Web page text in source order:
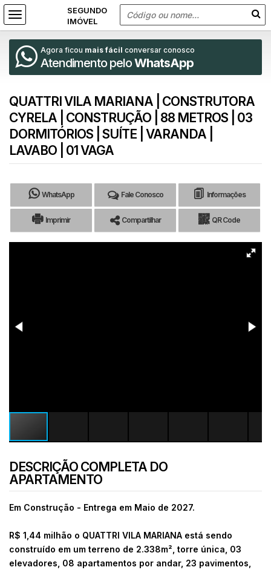
Agora ficou mais fácil conversar conosco
Atendimento peloWhatsApp
QUATTRI VILA MARIANA | CONSTRUTORA
CYRELA | CONSTRUÇÃO | 88 METROS | 03
DORMITÓRIOS | SUÍTE | VARANDA |
LAVABO | 01 VAGA
WhatsApp Fale Conosco Informações
Imprimir Compartilhar QR Code
DESCRIÇÃO COMPLETA DO
APARTAMENTO
Em Construção - Entrega em Maio de 2027.
R$ 1,44 milhão o QUATTRI VILA MARIANA está sendo
construído em um terreno de 2.338m², torre única, 03
elevadores, 08 apartamentos por andar, 23 pavimentos,